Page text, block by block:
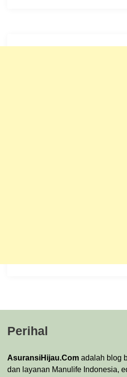
Perihal
AsuransiHijau.Com adalah blog
dan layanan Manulife Indonesia,